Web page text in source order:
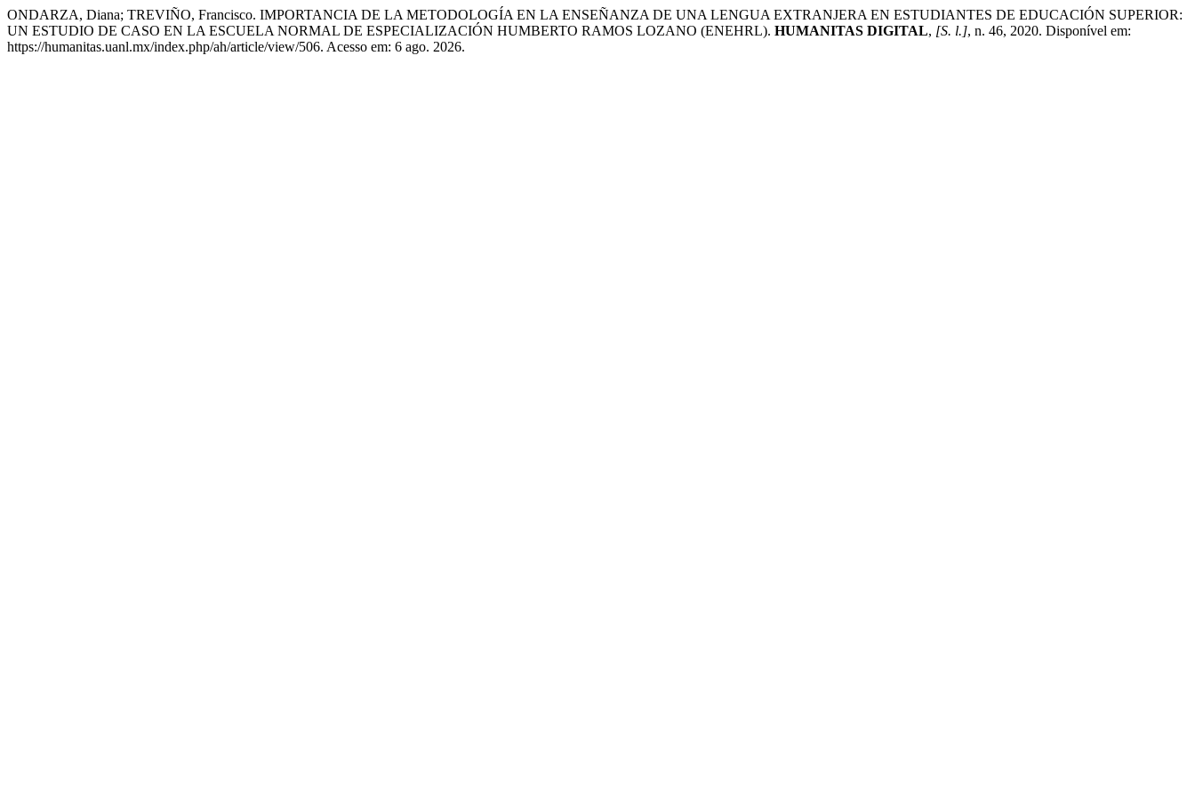
ONDARZA, Diana; TREVIÑO, Francisco. IMPORTANCIA DE LA METODOLOGÍA EN LA ENSEÑANZA DE UNA LENGUA EXTRANJERA EN ESTUDIANTES DE EDUCACIÓN SUPERIOR:
UN ESTUDIO DE CASO EN LA ESCUELA NORMAL DE ESPECIALIZACIÓN HUMBERTO RAMOS LOZANO (ENEHRL). HUMANITAS DIGITAL, [S. l.], n. 46, 2020. Disponível em:
https://humanitas.uanl.mx/index.php/ah/article/view/506. Acesso em: 6 ago. 2026.